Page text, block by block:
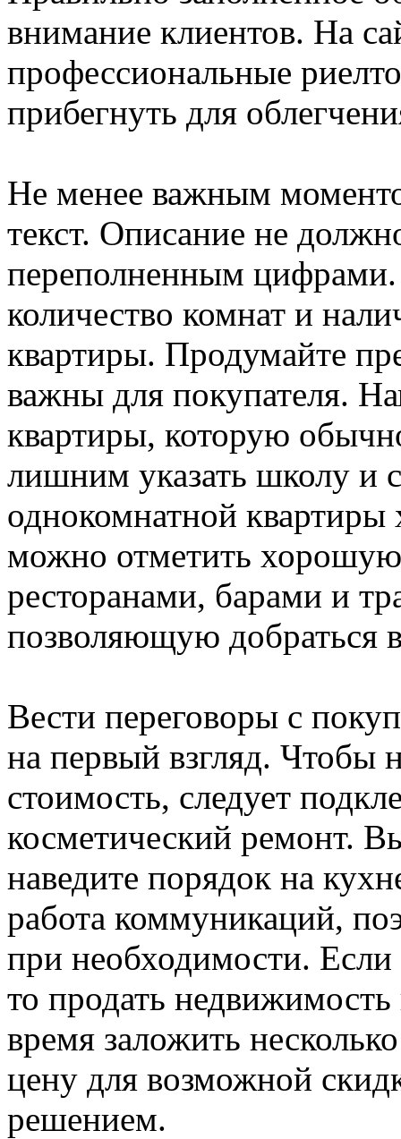
внимание клиентов. На
профессиональные
прибегнуть для
Не менее важным
текст. Описание не
переполненным цифрами.
количество комнат и
квартиры. Продумайте
важны для покупателя.
квартиры, которую
лишним указать школу и
однокомнатной
можно отметить
ресторанами, барами и
позволяющую добраться
Вести переговоры с
на первый взгляд. Чтобы
стоимость, следует
косметический ремонт.
наведите порядок на
работа коммуникаций,
при необходимости. Если
то продать
время заложить
цену для возможной
решением.